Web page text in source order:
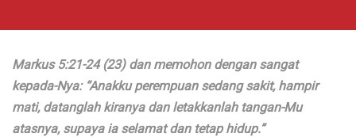
Markus 5:21-24 (23) dan memohon dengan sangat
kepada-Nya: “Anakku perempuan sedang sakit, hampir
mati, datanglah kiranya dan letakkanlah tangan-Mu
atasnya, supaya ia selamat dan tetap hidup.”